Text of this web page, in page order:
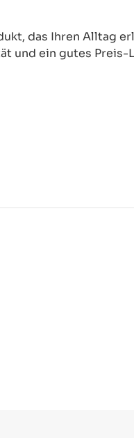
das Ihren Alltag
und ein gutes